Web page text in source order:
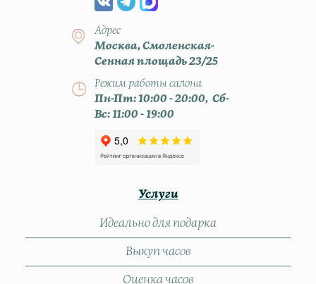
Адрес
Москва, Смоленская-
Сенная площадь 23/25
Режим работы салона
Пн-Пт: 10:00 - 20:00, Сб-
Вс: 11:00 - 19:00
Услуги
Идеально для подарка
Выкуп часов
Оценка часов